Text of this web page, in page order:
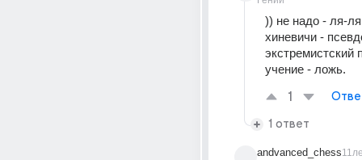
)) не надо - ля-
хиневичи -
экстремистский
учение - ложь.
1
1 ответ
andvanced_chess